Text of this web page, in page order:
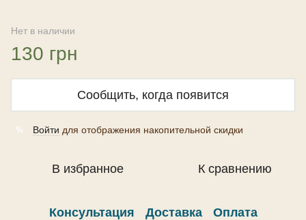
Нет в наличии
130 грн
Сообщить, когда появится
% Войти для отображения накопительной скидки
В избранное К сравнению
Консультация Доставка Оплата